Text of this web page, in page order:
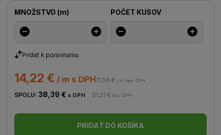
MNOŽSTVO (m) POČET KUSOV
Pridať k porovnaniu
14,22 € / m s DPH11,56 € / m bez DPH
SPOLU:38,39 € s DPH 31,21 € bez DPH
PRIDAŤ DO KOŠÍKA